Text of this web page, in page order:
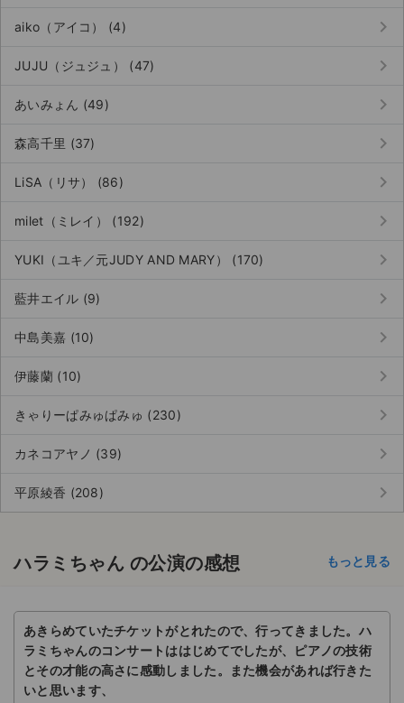
aiko（アイコ） (4) keyboard_arrow_right
JUJU（ジュジュ） (47) keyboard_arrow_right
あいみょん (49) keyboard_arrow_right
森高千里 (37) keyboard_arrow_right
LiSA（リサ） (86) keyboard_arrow_right
milet（ミレイ） (192) keyboard_arrow_right
YUKI（ユキ／元JUDY AND MARY） (170) keyboard_arrow_right
藍井エイル (9) keyboard_arrow_right
中島美嘉 (10) keyboard_arrow_right
伊藤蘭 (10) keyboard_arrow_right
きゃりーぱみゅぱみゅ (230) keyboard_arrow_right
カネコアヤノ (39) keyboard_arrow_right
平原綾香 (208) keyboard_arrow_right
ハラミちゃん の公演の感想 もっと見る
あきらめていたチケットがとれたので、行ってきました。ハ
ラミちゃんのコンサートははじめてでしたが、ピアノの技術
とその才能の高さに感動しました。また機会があれば行きた
いと思います、